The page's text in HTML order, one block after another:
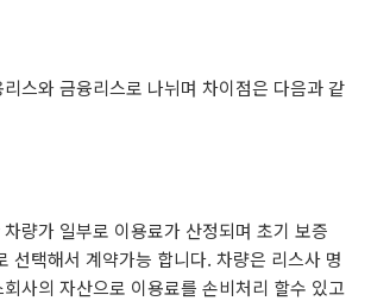
스와 금융리스로 나뉘며 차이점은 다음과 같
량가 일부로 이용료가 산정되며 초기 보증
선택해서 계약가능 합니다. 차량은 리스사 명
사의 자산으로 이용료를 손비처리 할수 있고